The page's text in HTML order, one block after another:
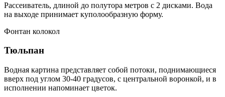
Рассеиватель, длиной до полутора метров с 2 дисками. Вода
на выходе принимает куполообразную форму.
Фонтан колокол
Тюльпан
Водная картина представляет собой потоки, поднимающиеся
вверх под углом 30-40 градусов, с центральной воронкой, и в
исполнении напоминает цветок.